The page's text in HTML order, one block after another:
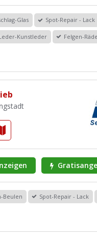
Glas Spot-Repair - Lack
Kunstleder Felgen-
Beulen Spot-Repair - Lack